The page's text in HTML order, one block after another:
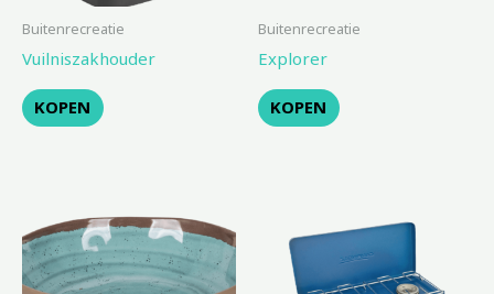
Buitenrecreatie
Vuilniszakhouder
KOPEN
Buitenrecreatie
Explorer
KOPEN